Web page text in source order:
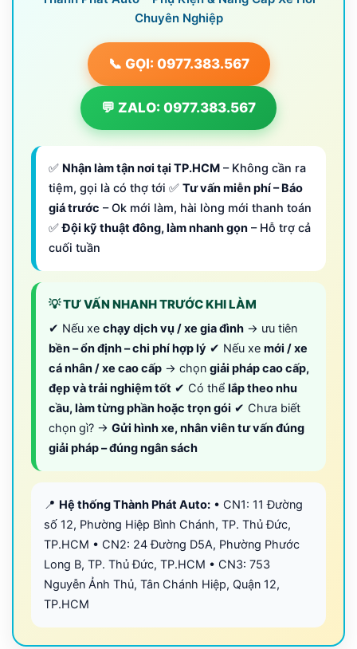
Chuyên Nghiệp
📞 GỌI: 0977.383.567
💬 ZALO: 0977.383.567
✅ Nhận làm tận nơi tại TP.HCM – Không cần ra
tiệm, gọi là có thợ tới ✅ Tư vấn miễn phí – Báo
giá trước – Ok mới làm, hài lòng mới thanh toán
✅Đội kỹ thuật đông, làm nhanh gọn – Hỗ trợ cả
cuối tuần
💡 TƯ VẤN NHANH TRƯỚC KHI LÀM
✔ Nếu xe chạy dịch vụ / xe gia đình → ưu tiên
bền – ổn định – chi phí hợp lý ✔ Nếu xe mới / xe
cá nhân / xe cao cấp → chọn giải pháp cao cấp,
đẹp và trải nghiệm tốt ✔ Có thể lắp theo nhu
cầu, làm từng phần hoặc trọn gói ✔ Chưa biết
chọn gì? → Gửi hình xe, nhân viên tư vấn đúng
giải pháp – đúng ngân sách
📍 Hệ thống Thành Phát Auto: • CN1: 11 Đường
số 12, Phường Hiệp Bình Chánh, TP. Thủ Đức,
TP.HCM • CN2: 24 Đường D5A, Phường Phước
Long B, TP. Thủ Đức, TP.HCM • CN3: 753
Nguyễn Ảnh Thủ, Tân Chánh Hiệp, Quận 12,
TP.HCM